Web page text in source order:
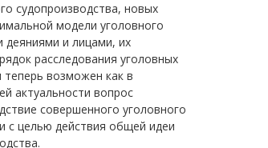
судопроизводства, новых
модели уголовного
деяниями и лицами, их
расследования уголовных
теперь возможен как в
актуальности вопрос
совершенного уголовного
с целью действия общей идеи